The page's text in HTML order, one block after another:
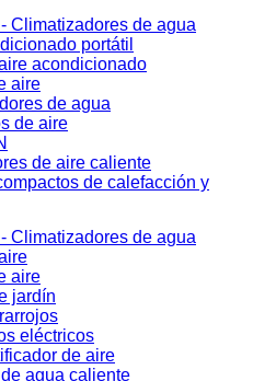
Climatizadores de agua
portátil
acondicionado
aire
de agua
de aire
de aire caliente
de calefacción y
Climatizadores de agua
aire
jardín
eléctricos
de aire
agua caliente